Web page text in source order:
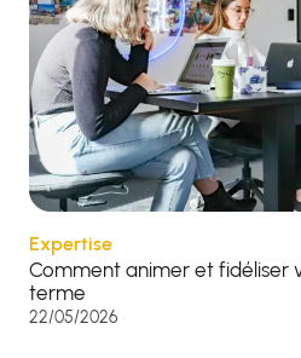
Expertise
Comment animer et fidéliser
terme
22/05/2026